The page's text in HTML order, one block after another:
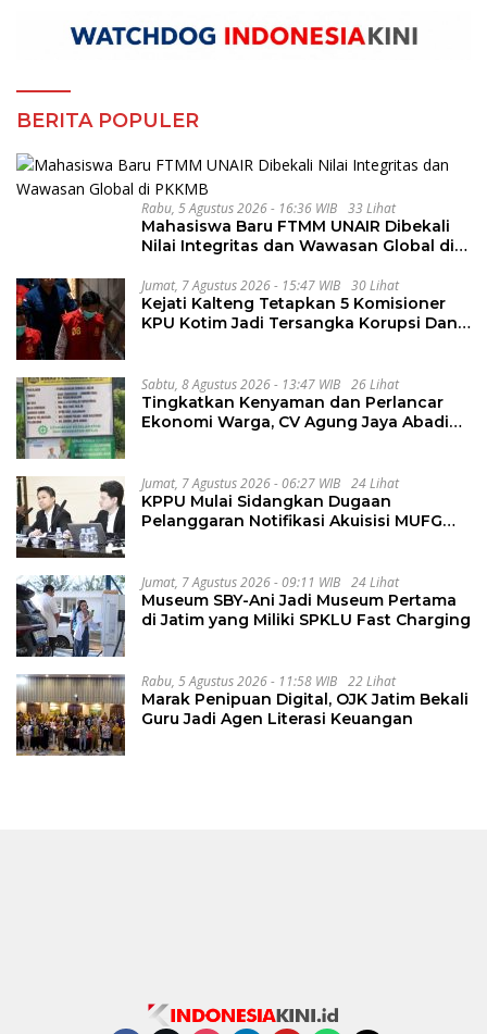
BERITA POPULER
Rabu, 5 Agustus 2026 - 16:36 WIB 33 Lihat
Mahasiswa Baru FTMM UNAIR Dibekali
Nilai Integritas dan Wawasan Global di
Jumat, 7 Agustus 2026 - 15:47 WIB 30 Lihat
Kejati Kalteng Tetapkan 5 Komisioner
KPU Kotim Jadi Tersangka Korupsi Dana
Sabtu, 8 Agustus 2026 - 13:47 WIB 26 Lihat
Tingkatkan Kenyaman dan Perlancar
Ekonomi Warga, CV Agung Jaya Abadi
Jumat, 7 Agustus 2026 - 06:27 WIB 24 Lihat
KPPU Mulai Sidangkan Dugaan
Pelanggaran Notifikasi Akuisisi MUFG
Jumat, 7 Agustus 2026 - 09:11 WIB 24 Lihat
Museum SBY-Ani Jadi Museum Pertama
di Jatim yang Miliki SPKLU Fast Charging
Rabu, 5 Agustus 2026 - 11:58 WIB 22 Lihat
Marak Penipuan Digital, OJK Jatim Bekali
Guru Jadi Agen Literasi Keuangan